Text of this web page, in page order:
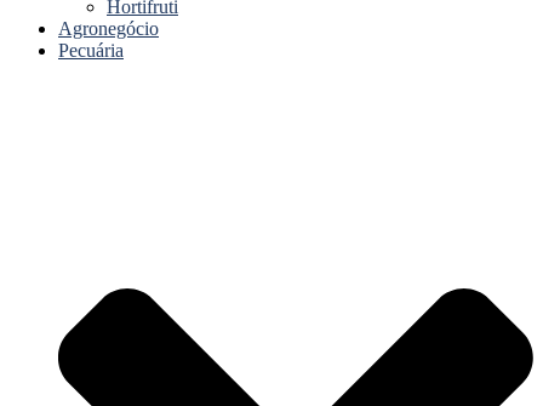
Hortifruti
Agronegócio
Pecuária